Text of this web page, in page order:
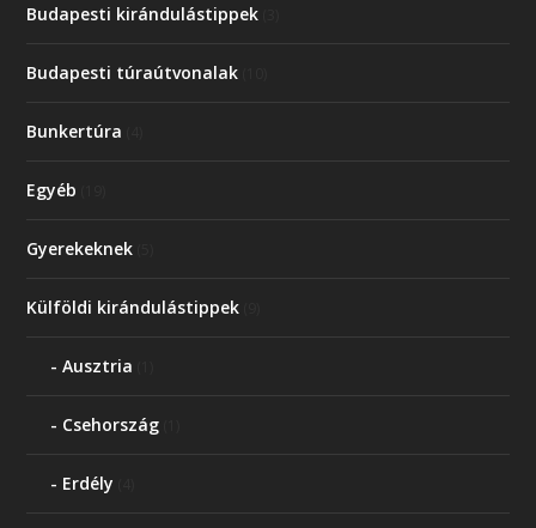
Budapesti kirándulástippek
Budapesti túraútvonalak
Bunkertúra
Egyéb
Gyerekeknek
Külföldi kirándulástippek
Ausztria
Csehország
Erdély